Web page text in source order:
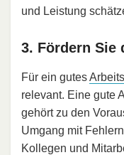
und Leistung
3. Fördern Sie
Für ein gutes
relevant. Eine gute
gehört zu den
Umgang mit
Kollegen und